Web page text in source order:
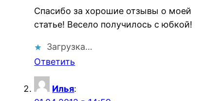
Cпасибо за хорошие отзывы о моей
статье! Весело получилось с юбкой!
Загрузка…
Ответить
Илья: